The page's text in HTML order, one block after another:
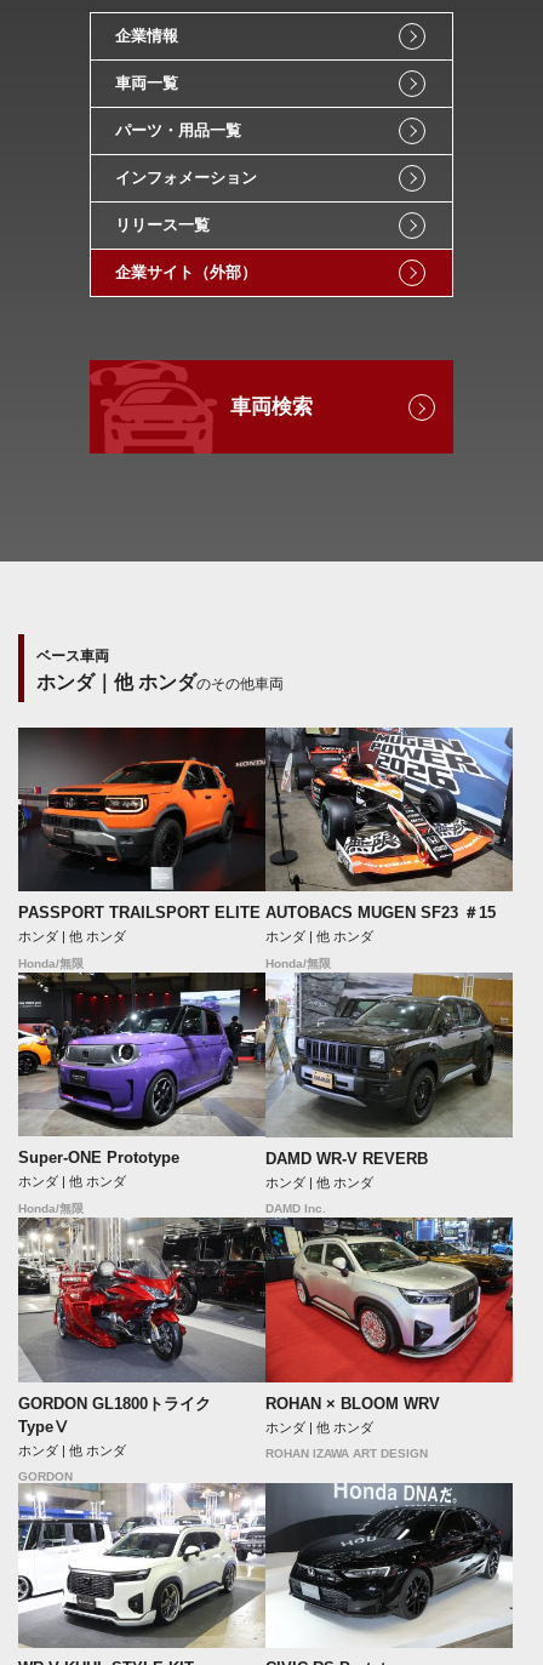
企業情報
車両一覧
パーツ・用品一覧
インフォメーション
リリース一覧
企業サイト（外部）
車両検索
ベース車両
ホンダ｜他 ホンダのその他車両
PASSPORT TRAILSPORT ELITE
ホンダ | 他 ホンダ
Honda/無限
AUTOBACS MUGEN SF23 ＃15
ホンダ | 他 ホンダ
Honda/無限
Super-ONE Prototype
ホンダ | 他 ホンダ
Honda/無限
DAMD WR-V REVERB
ホンダ | 他 ホンダ
DAMD Inc.
GORDON GL1800トライク
TypeⅤ
ホンダ | 他 ホンダ
GORDON
ROHAN × BLOOM WRV
ホンダ | 他 ホンダ
ROHAN IZAWA ART DESIGN